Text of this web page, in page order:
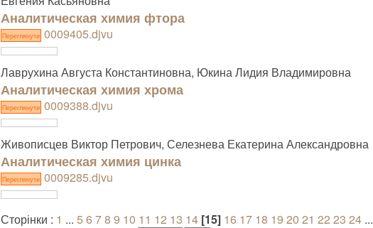
Аналитическая химия фтора
Переглянути0009405.djvu
Лаврухина Августа Константиновна, Юкина Лидия Владимировна
Аналитическая химия хрома
Переглянути0009388.djvu
Живописцев Виктор Петрович, Селезнева Екатерина Александровна
Аналитическая химия цинка
Переглянути0009285.djvu
Сторінки : 1 ... 5 6 78 9 10 11 12 13 14 [15] 16 17 18 19 20 21 22 23 24...